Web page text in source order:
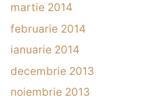
martie 2014
februarie 2014
ianuarie 2014
decembrie 2013
noiembrie 2013